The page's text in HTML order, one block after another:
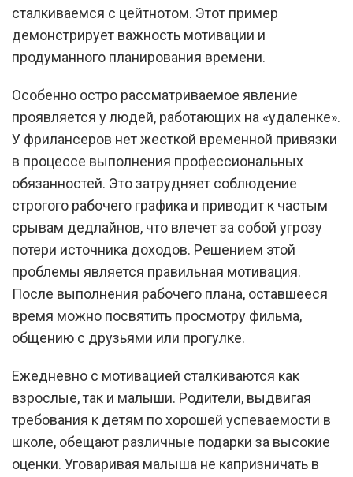
сталкиваемся с цейтнотом. Этот пример
демонстрирует важность мотивации и
продуманного планирования времени.
Особенно остро рассматриваемое явление
проявляется у людей, работающих на «удаленке».
У фрилансеров нет жесткой временной привязки
в процессе выполнения профессиональных
обязанностей. Это затрудняет соблюдение
строгого рабочего графика и приводит к частым
срывам дедлайнов, что влечет за собой угрозу
потери источника доходов. Решением этой
проблемы является правильная мотивация.
После выполнения рабочего плана, оставшееся
время можно посвятить просмотру фильма,
общению с друзьями или прогулке.
Ежедневно с мотивацией сталкиваются как
взрослые, так и малыши. Родители, выдвигая
требования к детям по хорошей успеваемости в
школе, обещают различные подарки за высокие
оценки. Уговаривая малыша не капризничать в